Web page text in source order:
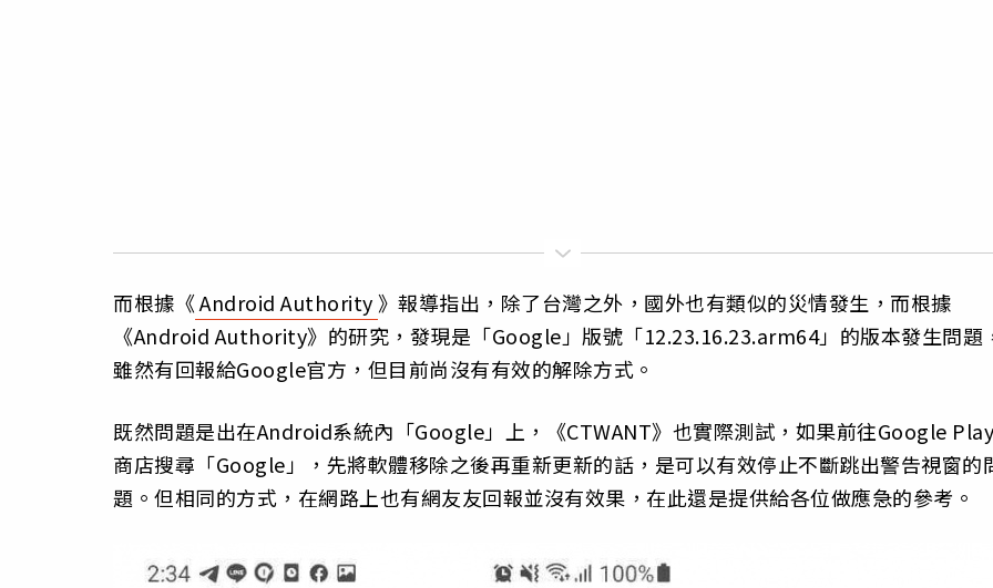
而根據《Android Authority》報導指出，除了台灣之外，國外也有類似的災情發生，而根據
《Android Authority》的研究，發現是「Google」版號「12.23.16.23.arm64」的版本發生問題
雖然有回報給Google官方，但目前尚沒有有效的解除方式。
既然問題是出在Android系統內「Google」上，《CTWANT》也實際測試，如果前往Google Play
商店搜尋「Google」，先將軟體移除之後再重新更新的話，是可以有效停止不斷跳出警告視窗的
題。但相同的方式，在網路上也有網友友回報並沒有效果，在此還是提供給各位做應急的參考。